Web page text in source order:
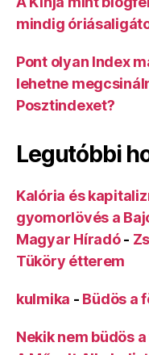
mindig
Pont olyan Index
lehetne
Posztindexet?
Legutóbbi
Kalória és
gyomorlövés a
Magyar Híradó-
Tüköry étterem
kulmika - Büdös a
Nekik nem büdös